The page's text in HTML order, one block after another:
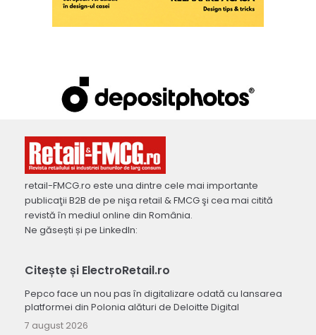
retail-FMCG.ro este una dintre cele mai importante
publicaţii B2B de pe nişa retail & FMCG şi cea mai citită
revistă în mediul online din România.
Ne găsești și pe LinkedIn:
Citește și ElectroRetail.ro
Pepco face un nou pas în digitalizare odată cu lansarea
platformei din Polonia alături de Deloitte Digital
7 august 2026